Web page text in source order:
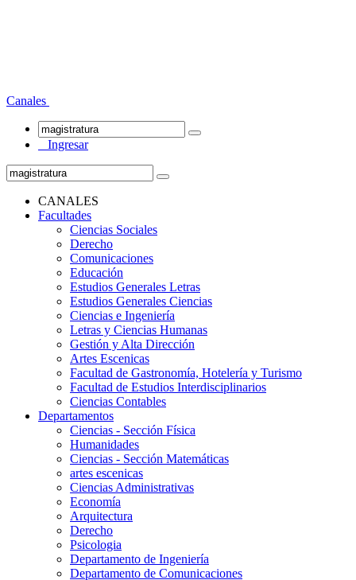
Canales
Ingresar
CANALES
Facultades
Ciencias Sociales
Derecho
Comunicaciones
Educación
Estudios Generales Letras
Estudios Generales Ciencias
Ciencias e Ingeniería
Letras y Ciencias Humanas
Gestión y Alta Dirección
Artes Escenicas
Facultad de Gastronomía, Hotelería y Turismo
Facultad de Estudios Interdisciplinarios
Ciencias Contables
Departamentos
Ciencias - Sección Física
Humanidades
Ciencias - Sección Matemáticas
artes escenicas
Ciencias Administrativas
Economía
Arquitectura
Derecho
Psicologia
Departamento de Ingeniería
Departamento de Comunicaciones